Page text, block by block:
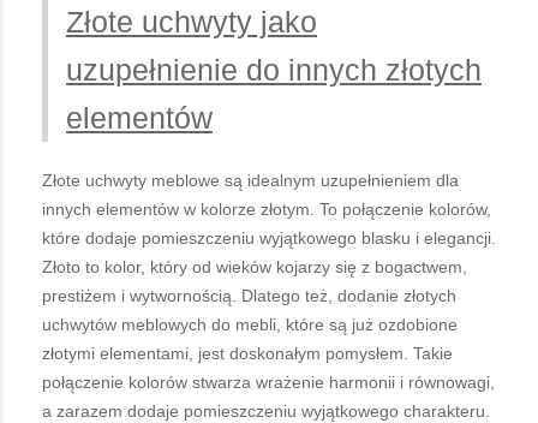
Złote uchwyty jako
uzupełnienie do innych złotych
elementów
Złote uchwyty meblowe są idealnym uzupełnieniem dla
innych elementów w kolorze złotym. To połączenie kolorów,
które dodaje pomieszczeniu wyjątkowego blasku i elegancji.
Złoto to kolor, który od wieków kojarzy się z bogactwem,
prestiżem i wytwornością. Dlatego też, dodanie złotych
uchwytów meblowych do mebli, które są już ozdobione
złotymi elementami, jest doskonałym pomysłem. Takie
połączenie kolorów stwarza wrażenie harmonii i równowagi,
a zarazem dodaje pomieszczeniu wyjątkowego charakteru.